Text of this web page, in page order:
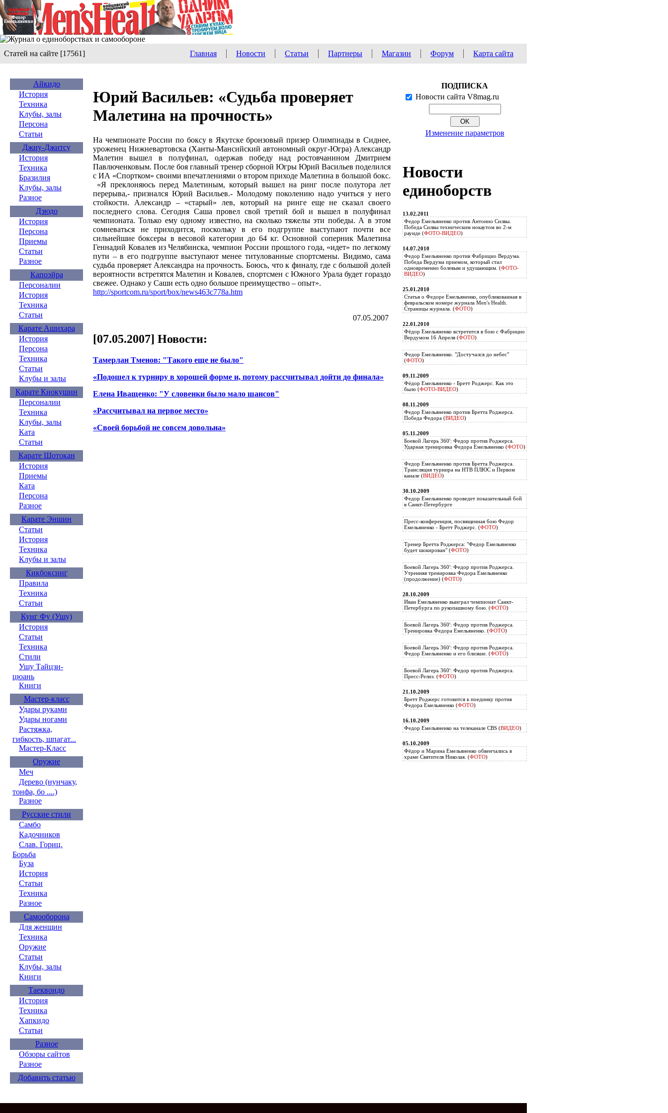
Статей на сайте [17561] Главная Новости Статьи Партнеры Магазин Форум Карта сайта
Айкидо
История
Техника
Клубы, залы
Персона
Статьи
Джиу-Джитсу
История
Техника
Бразилия
Клубы, залы
Разное
Дзюдо
История
Персона
Приемы
Статьи
Разное
Капоэйра
Персоналии
История
Техника
Статьи
Карате Ашихара
История
Персона
Техника
Статьи
Клубы и залы
Карате Киокушин
Персоналии
Техника
Клубы, залы
Ката
Статьи
Карате Шотокан
История
Приемы
Ката
Персона
Разное
Карате Эншин
Статьи
История
Техника
Клубы и залы
Кикбоксинг
Правила
Техника
Статьи
Кунг Фу (Ушу)
История
Статьи
Техника
Стили
Ушу Тайцзи-
цюань
Книги
Мастер-класс
Удары руками
Удары ногами
Растяжка,
гибкость, шпагат...
Мастер-Класс
Оружие
Меч
Дерево (нунчаку,
тонфа, бо ....)
Разное
Русские стили
Самбо
Кадочников
Слав. Гориц.
Борьба
Буза
История
Статьи
Техника
Разное
Самооборона
Для женщин
Техника
Оружие
Статьи
Клубы, залы
Книги
Таеквондо
История
Техника
Хапкидо
Статьи
Разное
Обзоры сайтов
Разное
Добавить статью
Юрий Васильев: «Судьба проверяет
Малетина на прочность»
На чемпионате России по боксу в Якутске бронзовый призер Олимпиады в Сиднее,
уроженец Нижневартовска (Ханты-Мансийский автономный округ-Югра) Александр
Малетин вышел в полуфинал, одержав победу над ростовчанином Дмитрием
Павлюченковым. После боя главный тренер сборной Югры Юрий Васильев поделился
с ИА «Спортком» своими впечатлениями о втором приходе Малетина в большой бокс.
«Я преклоняюсь перед Малетиным, который вышел на ринг после полутора лет
перерыва,- признался Юрий Васильев.- Молодому поколению надо учиться у него
стойкости. Александр – «старый» лев, который на ринге еще не сказал своего
последнего слова. Сегодня Саша провел свой третий бой и вышел в полуфинал
чемпионата. Только ему одному известно, на сколько тяжелы эти победы. А в этом
сомневаться не приходится, поскольку в его подгруппе выступают почти все
сильнейшие боксеры в весовой категории до 64 кг. Основной соперник Малетина
Геннадий Ковалев из Челябинска, чемпион России прошлого года, «идет» по легкому
пути – в его подгруппе выступают менее титулованные спортсмены. Видимо, сама
судьба проверяет Александра на прочность. Боюсь, что к финалу, где с большой долей
вероятности встретятся Малетин и Ковалев, спортсмен с Южного Урала будет гораздо
свежее. Однако у Саши есть одно большое преимущество – опыт».
http://sportcom.ru/sport/box/news463c778a.htm
07.05.2007
[07.05.2007] Новости:
Тамерлан Тменов: "Такого еще не было"
«Подошел к турниру в хорошей форме и, потому рассчитывал дойти до финала»
Елена Иващенко: "У словенки было мало шансов"
«Рассчитывал на первое место»
«Своей борьбой не совсем довольна»
ПОДПИСКА
Новости сайта V8mag.ru
Изменение параметров
Новости
единоборств
13.02.2011
Федор Емельяненко против Антонио Силвы.
Победа Силвы техническим нокаутом во 2-м
раунде (ФОТО-ВИДЕО)
14.07.2010
Федор Емельяненко против Фабрицио Вердума.
Победа Вердума приемом, который стал
одновременно болевым и удушающим. (ФОТО-
ВИДЕО)
25.01.2010
Статья о Федоре Емельяненко, опубликованная в
февральском номере журнала Men's Health.
Страницы журнала. (ФОТО)
22.01.2010
Фёдор Емельяненко встретится в бою с Фабрицио
Вердумом 16 Апреля (ФОТО)
Федор Емельяненко. "Достучался до небес"
(ФОТО)
09.11.2009
Фёдор Емельяненко - Бретт Роджерс. Как это
было (ФОТО-ВИДЕО)
08.11.2009
Федор Емельяненко против Бретта Роджерса.
Победа Федора (ВИДЕО)
05.11.2009
Боевой Лагерь 360': Федор против Роджерса.
Ударная тренировка Федора Емельяненко (ФОТО)
Федор Емельяненко против Бретта Роджерса.
Трансляция турнира на НТВ ПЛЮС и Первом
канале (ВИДЕО)
30.10.2009
Федор Емельяненко проведет показательный бой
в Санкт-Петербурге
Пресс-конференция, посвященная бою Федор
Емельяненко - Бретт Роджерс. (ФОТО)
Тренер Бретта Роджерса: "Федор Емельяненко
будет шокирован" (ФОТО)
Боевой Лагерь 360': Федор против Роджерса.
Утренняя тренировка Федора Емельяненко
(продолжение) (ФОТО)
28.10.2009
Иван Емельяненко выиграл чемпионат Санкт-
Петербурга по рукопашному бою. (ФОТО)
Боевой Лагерь 360': Федор против Роджерса.
Тренировка Федора Емельяненко. (ФОТО)
Боевой Лагерь 360': Федор против Роджерса.
Федор Емельяненко и его близкие. (ФОТО)
Боевой Лагерь 360': Федор против Роджерса.
Пресс-Релиз. (ФОТО)
21.10.2009
Бретт Роджерс готовится к поединку против
Федора Емельяненко (ФОТО)
16.10.2009
Федор Емельяненко на телеканале CBS (ВИДЕО)
05.10.2009
Фёдор и Марина Емельяненко обвенчались в
храме Святителя Николая. (ФОТО)